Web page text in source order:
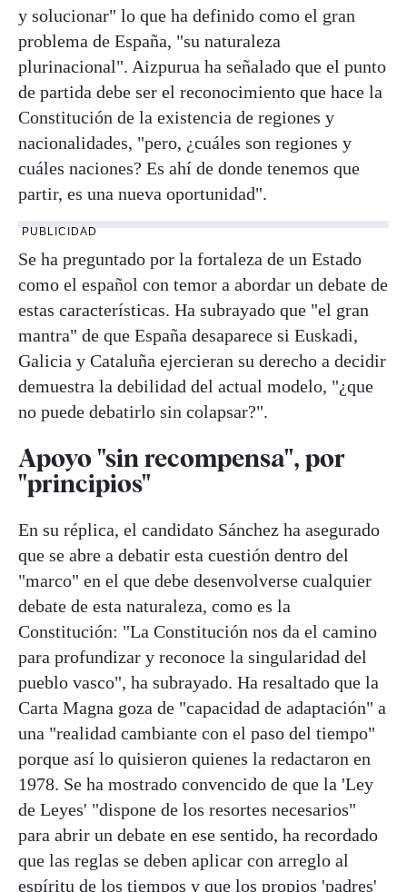
y solucionar" lo que ha definido como el gran
problema de España, "su naturaleza
plurinacional". Aizpurua ha señalado que el punto
de partida debe ser el reconocimiento que hace la
Constitución de la existencia de regiones y
nacionalidades, "pero, ¿cuáles son regiones y
cuáles naciones? Es ahí de donde tenemos que
partir, es una nueva oportunidad".
PUBLICIDAD
Se ha preguntado por la fortaleza de un Estado
como el español con temor a abordar un debate de
estas características. Ha subrayado que "el gran
mantra" de que España desaparece si Euskadi,
Galicia y Cataluña ejercieran su derecho a decidir
demuestra la debilidad del actual modelo, "¿que
no puede debatirlo sin colapsar?".
Apoyo "sin recompensa", por
"principios"
En su réplica, el candidato Sánchez ha asegurado
que se abre a debatir esta cuestión dentro del
"marco" en el que debe desenvolverse cualquier
debate de esta naturaleza, como es la
Constitución: "La Constitución nos da el camino
para profundizar y reconoce la singularidad del
pueblo vasco", ha subrayado. Ha resaltado que la
Carta Magna goza de "capacidad de adaptación" a
una "realidad cambiante con el paso del tiempo"
porque así lo quisieron quienes la redactaron en
1978. Se ha mostrado convencido de que la 'Ley
de Leyes' "dispone de los resortes necesarios"
para abrir un debate en ese sentido, ha recordado
que las reglas se deben aplicar con arreglo al
espíritu de los tiempos y que los propios 'padres'